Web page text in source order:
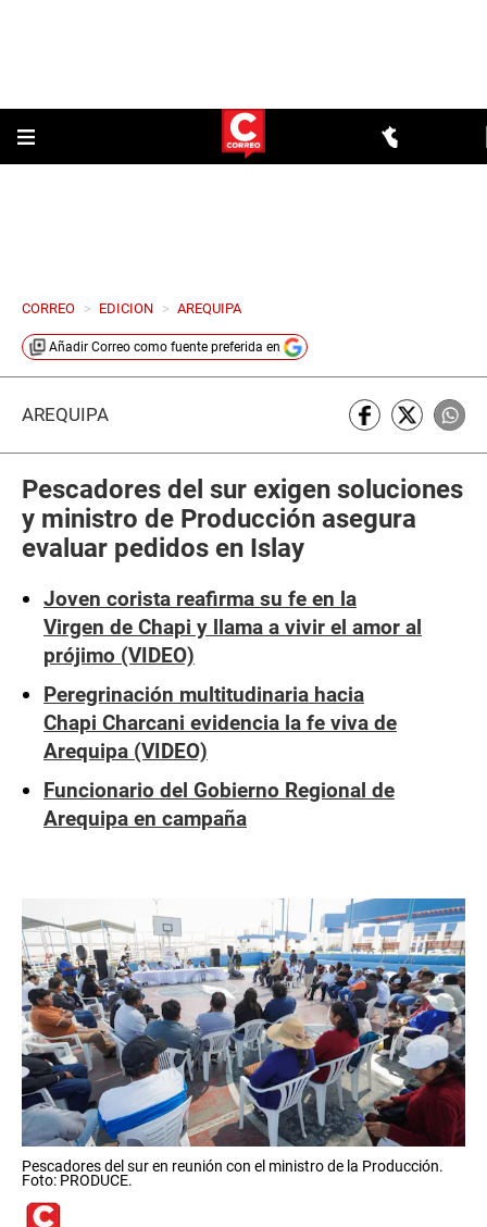
CORREO > EDICION > AREQUIPA
Añadir Correo como fuente preferida en
AREQUIPA
Pescadores del sur exigen soluciones
y ministro de Producción asegura
evaluar pedidos en Islay
Joven corista reafirma su fe en la
Virgen de Chapi y llama a vivir el amor al
prójimo (VIDEO)
Peregrinación multitudinaria hacia
Chapi Charcani evidencia la fe viva de
Arequipa (VIDEO)
Funcionario del Gobierno Regional de
Arequipa en campaña
Pescadores del sur en reunión con el ministro de la Producción.
Foto: PRODUCE.